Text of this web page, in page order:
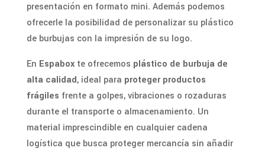
presentación en formato mini. Además podemos
ofrecerle la posibilidad de personalizar su plástico
de burbujas con la impresión de su logo.
En Espaboxte ofrecemos plástico de burbuja de
alta calidad, ideal para proteger productos
frágiles frente a golpes, vibraciones o rozaduras
durante el transporte o almacenamiento. Un
material imprescindible en cualquier cadena
logística que busca proteger mercancía sin añadir